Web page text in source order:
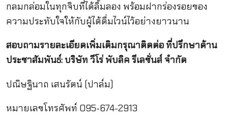
กลมกล่อมในทุกจิบที่ได้ลิ้มลอง พร้อมฝากร่องรอยของ
ความประทับใจให้กับผู้ได้ดื่มไวน์ไว้อย่างยาวนาน
สอบถามรายละเอียดเพิ่มเติมกรุณาติดต่อ ที่ปรึกษาด้าน
ประชาสัมพันธ์: บริษัท วีโร่ พับลิค รีเลชั่นส์ จํากัด
ปณิษฐินาถ เสนรัตน์ (ปาล์ม)
หมายเลขโทรศัพท์ 095-674-2913